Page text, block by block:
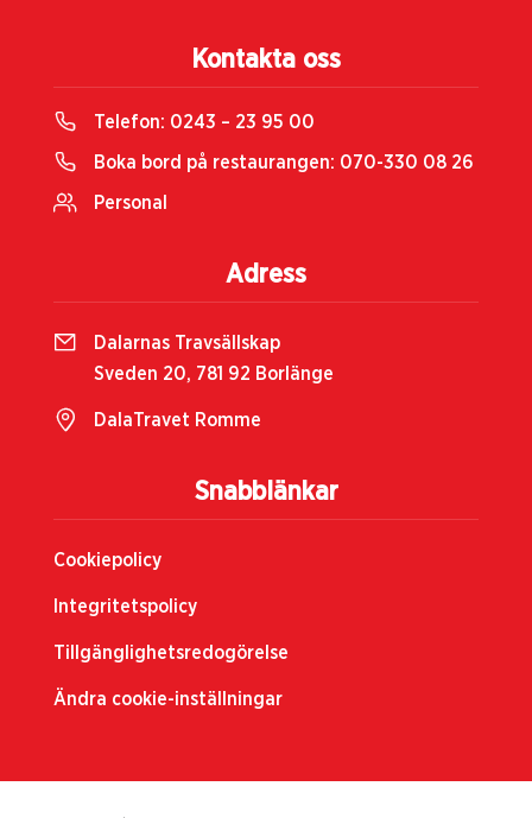
Snabblänkar
Cookiepolicy
Integritetspolicy
Tillgänglighetsredogörelse
Ändra cookie-inställningar
Kontakta oss
Telefon: 0243 – 23 95 00
Boka bord på restaurangen: 070-330 08 26
Personal
Adress
Dalarnas Travsällskap
Sveden 20, 781 92 Borlänge
DalaTravet Romme